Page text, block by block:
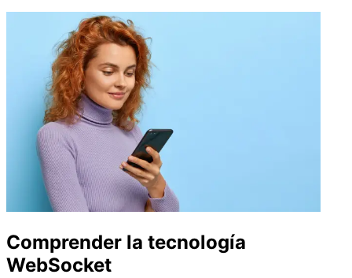
Comprender la tecnología
WebSocket